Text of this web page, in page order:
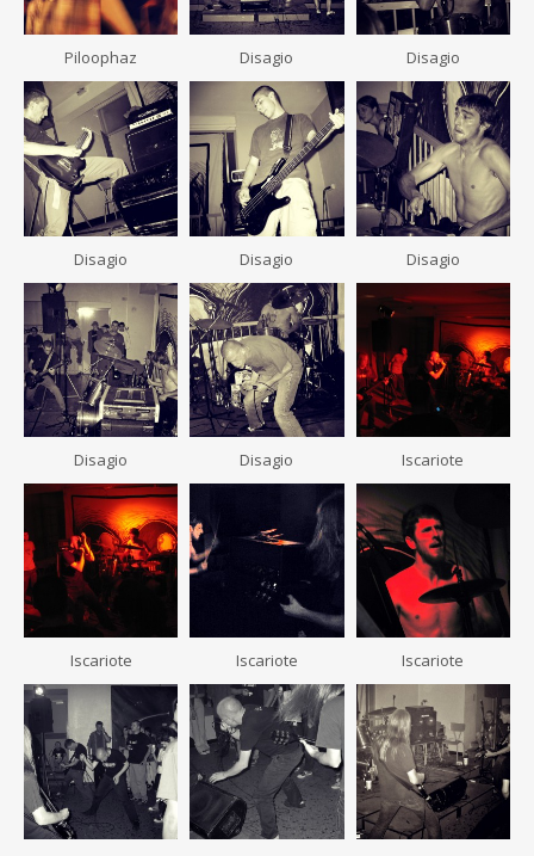
Piloophaz Disagio Disagio
Disagio Disagio Disagio
Disagio Disagio Iscariote
Iscariote Iscariote Iscariote